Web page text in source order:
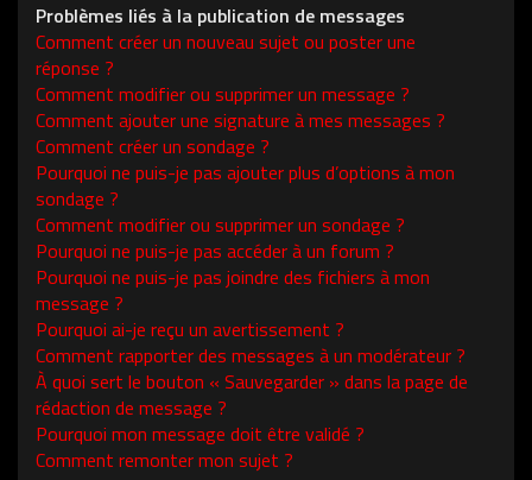
Problèmes liés à la publication de messages
Comment créer un nouveau sujet ou poster une
réponse ?
Comment modifier ou supprimer un message ?
Comment ajouter une signature à mes messages ?
Comment créer un sondage ?
Pourquoi ne puis-je pas ajouter plus d’options à mon
sondage ?
Comment modifier ou supprimer un sondage ?
Pourquoi ne puis-je pas accéder à un forum ?
Pourquoi ne puis-je pas joindre des fichiers à mon
message ?
Pourquoi ai-je reçu un avertissement ?
Comment rapporter des messages à un modérateur ?
À quoi sert le bouton « Sauvegarder » dans la page de
rédaction de message ?
Pourquoi mon message doit être validé ?
Comment remonter mon sujet ?